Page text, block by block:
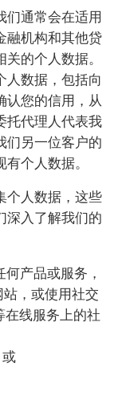
们通常会在适用
融机构和其他贷
的个人数据。
人数据，包括向
认您的信用，从
托代理人代表我
们另一位客户的
个人数据。
个人数据，这些
深入了解我们的
产品或服务，
，或使用社交
在线服务上的社